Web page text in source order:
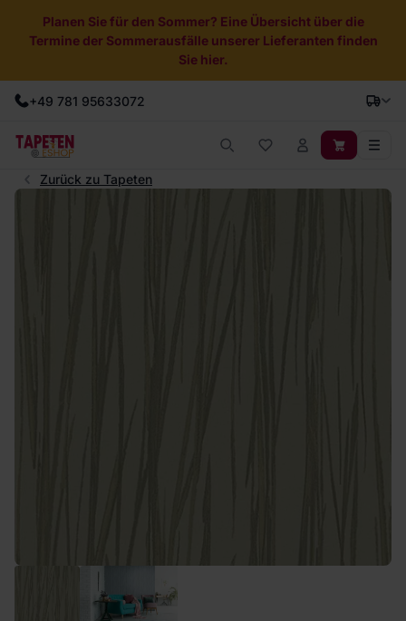
Planen Sie für den Sommer? Eine Übersicht über die
Termine der Sommerausfälle unserer Lieferanten finden
Sie hier.
+49 781 95633072
Zurück zu Tapeten